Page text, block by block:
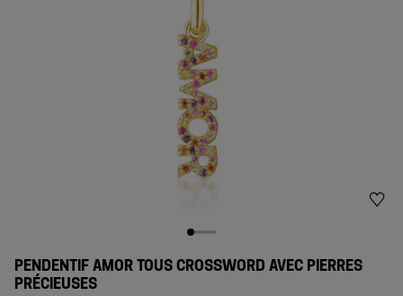
PENDENTIF AMOR TOUS CROSSWORD AVEC PIERRES
PRÉCIEUSES